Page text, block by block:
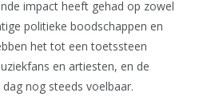
impact heeft gehad op zowel
politieke boodschappen en
het tot een toetssteen
en artiesten, en de
nog steeds voelbaar.